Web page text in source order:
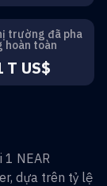
trường đã pha
hoàn toàn
T US$
1 NEAR
dựa trên tỷ lệ